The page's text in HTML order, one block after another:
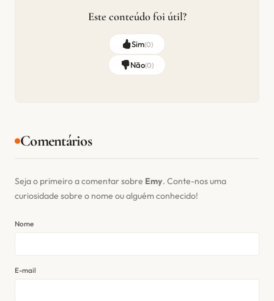
Este conteúdo foi útil?
Sim(0)
Não(0)
Comentários
Seja o primeiro a comentar sobre Emy. Conte-nos uma
curiosidade sobre o nome ou alguém conhecido!
Nome
E-mail